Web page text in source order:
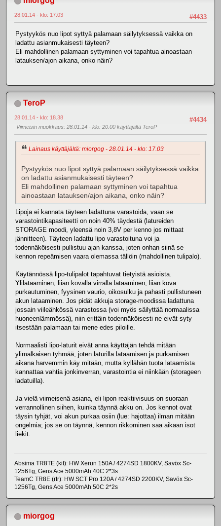
#4433
28.01.14 - klo: 17.03
Pystyykös nuo lipot syttyä palamaan säilytyksessä vaikka on
ladattu asianmukaisesti täyteen?
Eli mahdollinen palamaan syttyminen voi tapahtua ainoastaan
latauksen/ajon aikana, onko näin?
TeroP
#4434
28.01.14 - klo: 18.38
Viimeisin muokkaus: 28.01.14 - klo: 20.00 käyttäjältä TeroP
Lainaus käyttäjältä: miorgog - 28.01.14 - klo: 17.03
Pystyykös nuo lipot syttyä palamaan säilytyksessä vaikka
on ladattu asianmukaisesti täyteen?
Eli mahdollinen palamaan syttyminen voi tapahtua
ainoastaan latauksen/ajon aikana, onko näin?
Lipoja ei kannata täyteen ladattuna varastoida, vaan se
varastointikapasiteetti on noin 40% täydestä (latureiden
STORAGE moodi, yleensä noin 3,8V per kenno jos mittaat
jännitteen). Täyteen ladattu lipo varastoituna voi ja
todennäköisesti pullistuu ajan kanssa, joten onhan siinä se
kennon repeämisen vaara olemassa tällöin (mahdollinen tulipalo).
Käytännössä lipo-tulipalot tapahtuvat tietyistä asioista.
Ylilataaminen, liian kovalla virralla lataaminen, liian kova
purkautuminen, fyysinen vaurio, oikosulku ja pahasti pullistuneen
akun lataaminen. Jos pidät akkuja storage-moodissa ladattuna
jossain viileähkössä varastossa (voi myös säilyttää normaalissa
huoneenlämmössä), niin erittäin todennäköisesti ne eivät syty
itsestään palamaan tai mene edes piloille.
Normaalisti lipo-laturit eivät anna käyttäjän tehdä mitään
ylimalkaisen tyhmää, joten laturilla lataamisen ja purkamisen
aikana harvemmin käy mitään, mutta kyllähän tuota lataamista
kannattaa vahtia jonkinverran, varastointia ei niinkään (storageen
ladatuilla).
Ja vielä viimeisenä asiana, eli lipon reaktiivisuus on suoraan
verrannollinen siihen, kuinka täynnä akku on. Jos kennot ovat
täysin tyhjät, voi akun purkaa osiin (lue: hajottaa) ilman mitään
ongelmia; jos se on täynnä, kennon rikkominen saa aikaan isot
liekit.
Absima TR8TE (kit): HW Xerun 150A / 4274SD 1800KV, Savöx Sc-
1256Tg, Gens Ace 5000mAh 40C 2*3s
TeamC TR8E (rtr): HW SCT Pro 120A / 4274SD 2200KV, Savöx Sc-
1256Tg, Gens Ace 5000mAh 50C 2*2s
miorgog